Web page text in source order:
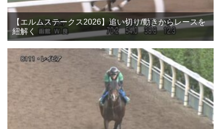
【エルムステークス2026】追い切り/動きからレースを
紐解く